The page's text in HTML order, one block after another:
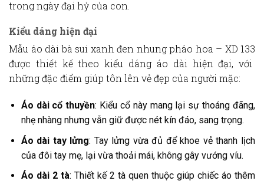
trong ngày đại hỷ của con.
Kiểu dáng hiện đại
Mẫu áo dài bà sui xanh đen nhung pháo hoa – XD 133
được thiết kế theo kiểu dáng áo dài hiện đại, với
những đặc điểm giúp tôn lên vẻ đẹp của người mặc:
Áo dài cổ thuyền: Kiểu cổ này mang lại sự thoáng đãng,
nhẹ nhàng nhưng vẫn giữ được nét kín đáo, sang trọng.
Áo dài tay lửng: Tay lửng vừa đủ để khoe vẻ thanh lịch
của đôi tay mẹ, lại vừa thoải mái, không gây vướng víu.
Áo dài 2 tà: Thiết kế 2 tà quen thuộc giúp chiếc áo thêm